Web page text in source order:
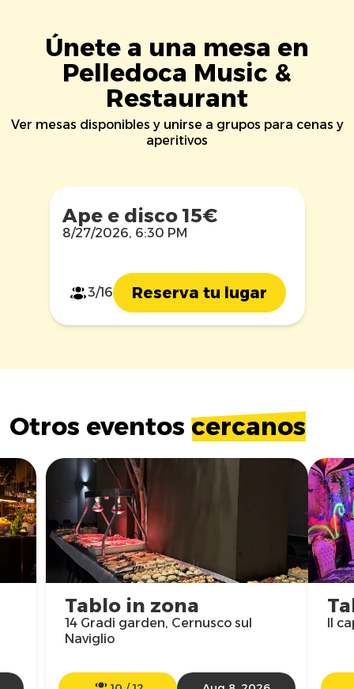
Únete a una mesa en
Pelledoca Music &
Restaurant
Ver mesas disponibles y unirse a grupos para cenas y
aperitivos
Ape e disco 15€
8/27/2026, 6:30 PM
3/16 Reserva tu lugar
Otros eventos cercanos
Tablo in zona
14 Gradi garden, Cernusco sul
Naviglio
Il